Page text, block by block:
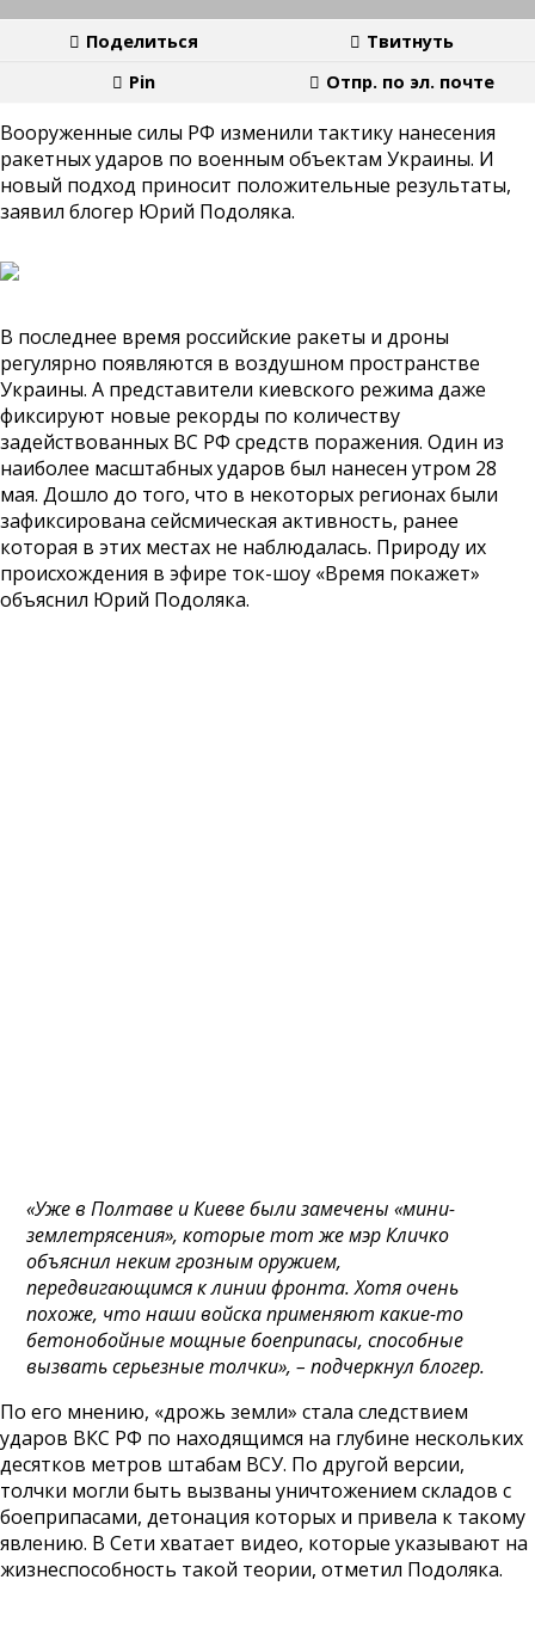
Поделиться
Твитнуть
Pin
Отпр. по эл. почте
Вооруженные силы РФ изменили тактику нанесения
ракетных ударов по военным объектам Украины. И
новый подход приносит положительные результаты,
заявил блогер Юрий Подоляка.
В последнее время российские ракеты и дроны
регулярно появляются в воздушном пространстве
Украины. А представители киевского режима даже
фиксируют новые рекорды по количеству
задействованных ВС РФ средств поражения. Один из
наиболее масштабных ударов был нанесен утром 28
мая. Дошло до того, что в некоторых регионах были
зафиксирована сейсмическая активность, ранее
которая в этих местах не наблюдалась. Природу их
происхождения в эфире ток-шоу «Время покажет»
объяснил Юрий Подоляка.
«Уже в Полтаве и Киеве были замечены «мини-
землетрясения», которые тот же мэр Кличко
объяснил неким грозным оружием,
передвигающимся к линии фронта. Хотя очень
похоже, что наши войска применяют какие-то
бетонобойные мощные боеприпасы, способные
вызвать серьезные толчки», – подчеркнул блогер.
По его мнению, «дрожь земли» стала следствием
ударов ВКС РФ по находящимся на глубине нескольких
десятков метров штабам ВСУ. По другой версии,
толчки могли быть вызваны уничтожением складов с
боеприпасами, детонация которых и привела к такому
явлению. В Сети хватает видео, которые указывают на
жизнеспособность такой теории, отметил Подоляка.